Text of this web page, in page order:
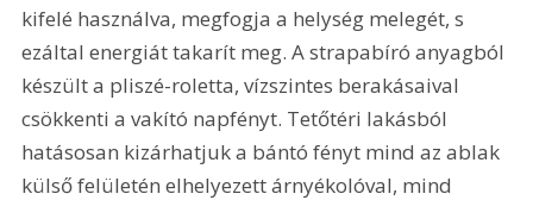
kifelé használva, megfogja a helység melegét, s
ezáltal energiát takarít meg. A strapabíró anyagból
készült a pliszé-roletta, vízszintes berakásaival
csökkenti a vakító napfényt. Tetőtéri lakásból
hatásosan kizárhatjuk a bántó fényt mind az ablak
külső felületén elhelyezett árnyékolóval, mind